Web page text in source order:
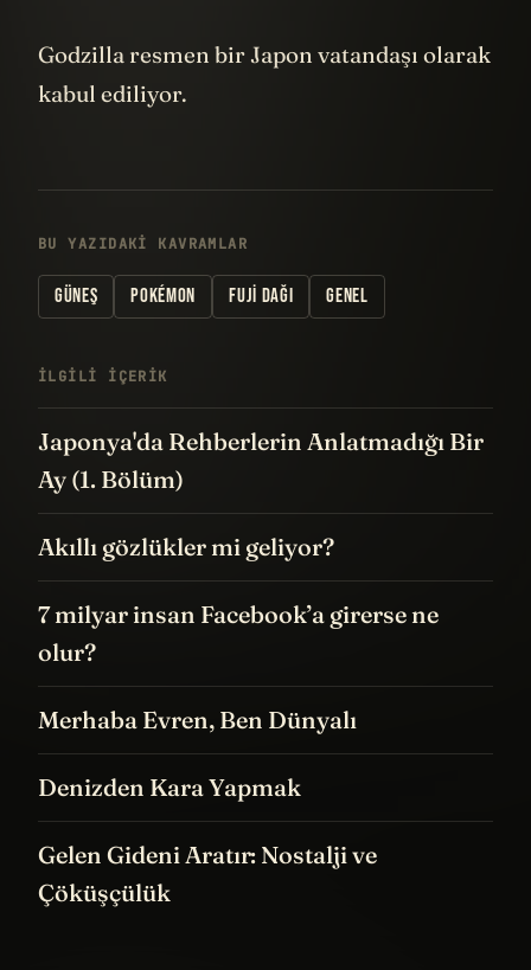
Godzilla resmen bir Japon vatandaşı olarak
kabul ediliyor.
BU YAZIDAKI KAVRAMLAR
GÜNEŞ POKÉMON FUJI DAĞI GENEL
İLGILI IÇERIK
Japonya'da Rehberlerin Anlatmadığı Bir
Ay (1. Bölüm)
Akıllı gözlükler mi geliyor?
7 milyar insan Facebook’a girerse ne
olur?
Merhaba Evren, Ben Dünyalı
Denizden Kara Yapmak
Gelen Gideni Aratır: Nostalji ve
Çöküşçülük